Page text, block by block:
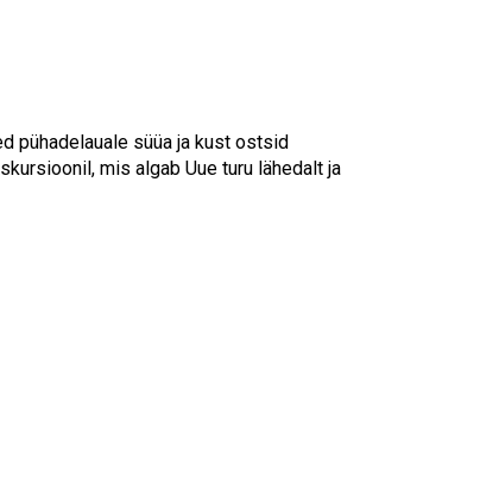
and
swipe
pühadelauale süüa ja kust ostsid
mis algab Uue turu lähedalt ja